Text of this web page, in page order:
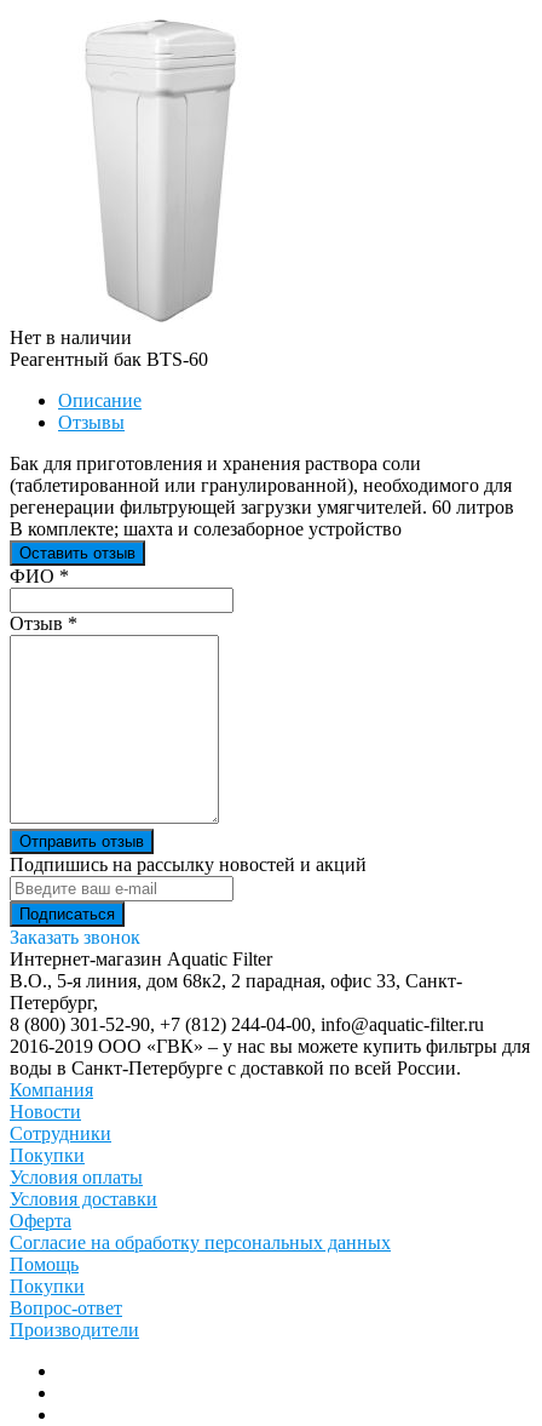
Нет в наличии
Реагентный бак BTS-60
Описание
Отзывы
Бак для приготовления и хранения раствора соли
(таблетированной или гранулированной), необходимого для
регенерации фильтрующей загрузки умягчителей. 60 литров
В комплекте; шахта и солезаборное устройство
Оставить отзыв
Ваш отзыв был отправлен!
ФИО *
Отзыв *
Отправить отзыв
Подпишись на рассылку новостей и акций
Заказать звонок
Интернет-магазин Aquatic Filter
В.О., 5-я линия, дом 68к2, 2 парадная, офис 33, Санкт-
Петербург,
8 (800) 301-52-90, +7 (812) 244-04-00, info@aquatic-filter.ru
2016-2019 ООО «ГВК» – у нас вы можете купить фильтры для
воды в Санкт-Петербурге с доставкой по всей России.
Компания
Новости
Сотрудники
Покупки
Условия оплаты
Условия доставки
Оферта
Согласие на обработку персональных данных
Помощь
Покупки
Вопрос-ответ
Производители